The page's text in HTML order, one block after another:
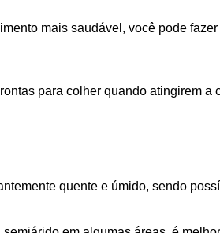
mais saudável, você pode
para colher quando atingirem
quente e úmido, sendo